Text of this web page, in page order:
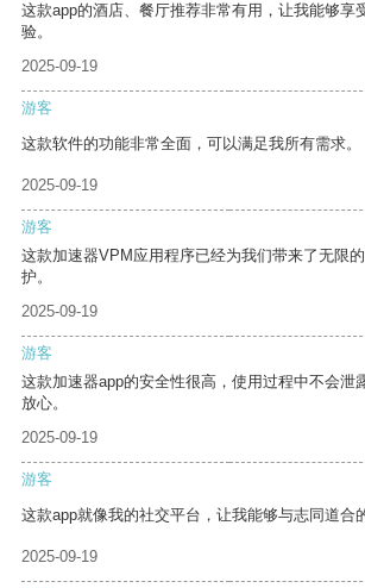
这款app的酒店、餐厅推荐非常有用，让我能够享
验。
2025-09-19
游客
这款软件的功能非常全面，可以满足我所有需求。
2025-09-19
游客
这款加速器VPM应用程序已经为我们带来了无限
护。
2025-09-19
游客
这款加速器app的安全性很高，使用过程中不会泄
放心。
2025-09-19
游客
这款app就像我的社交平台，让我能够与志同道合
2025-09-19